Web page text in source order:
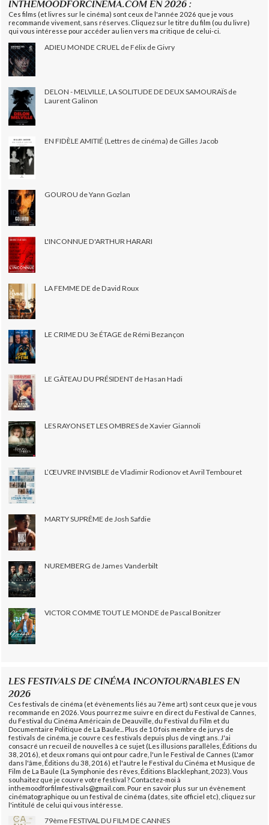
INTHEMOODFORCINEMA.COM EN 2026 :
Ces films (et livres sur le cinéma) sont ceux de l'année 2026 que je vous
recommande vivement, sans réserves. Cliquez sur le titre du film (ou du livre)
qui vous intéresse pour accéder au lien vers ma critique de celui-ci.
ADIEU MONDE CRUEL de Félix de Givry
DELON - MELVILLE, LA SOLITUDE DE DEUX SAMOURAÏS de
Laurent Galinon
EN FIDÈLE AMITIÉ (Lettres de cinéma) de Gilles Jacob
GOUROU de Yann Gozlan
L'INCONNUE D'ARTHUR HARARI
LA FEMME DE de David Roux
LE CRIME DU 3e ÉTAGE de Rémi Bezançon
LE GÂTEAU DU PRÉSIDENT de Hasan Hadi
LES RAYONS ET LES OMBRES de Xavier Giannoli
L’ŒUVRE INVISIBLE de Vladimir Rodionov et Avril Tembouret
MARTY SUPRÊME de Josh Safdie
NUREMBERG de James Vanderbilt
VICTOR COMME TOUT LE MONDE de Pascal Bonitzer
LES FESTIVALS DE CINÉMA INCONTOURNABLES EN
2026
Ces festivals de cinéma (et évènements liés au 7ème art) sont ceux que je vous
recommande en 2026. Vous pourrez me suivre en direct du Festival de Cannes,
du Festival du Cinéma Américain de Deauville, du Festival du Film et du
Documentaire Politique de La Baule... Plus de 10 fois membre de jurys de
festivals de cinéma, je couvre ces festivals depuis plus de vingt ans. J'ai
consacré un recueil de nouvelles à ce sujet (Les illusions parallèles, Éditions du
38, 2016), et deux romans qui ont pour cadre, l'un le Festival de Cannes (L'amor
dans l'âme, Éditions du 38, 2016) et l'autre le Festival du Cinéma et Musique de
Film de La Baule (La Symphonie des rêves, Éditions Blacklephant, 2023). Vous
souhaitez que je couvre votre festival ? Contactez-moi à
inthemoodforfilmfestivals@gmail.com. Pour en savoir plus sur un évènement
cinématographique ou un festival de cinéma (dates, site officiel etc), cliquez sur
l'intitulé de celui qui vous intéresse.
79ème FESTIVAL DU FILM DE CANNES